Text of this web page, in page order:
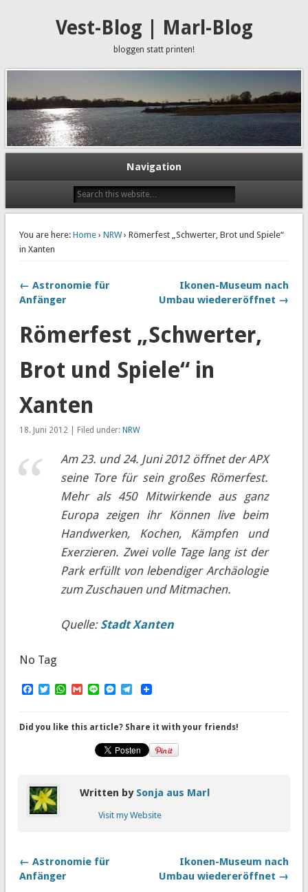
Vest-Blog | Marl-Blog
bloggen statt printen!
Navigation
You are here: Home› NRW› Römerfest „Schwerter, Brot und Spiele“
in Xanten
← Astronomie für
Anfänger
Ikonen-Museum nach
Umbau wiedereröffnet →
Römerfest „Schwerter,
Brot und Spiele“ in
Xanten
18. Juni 2012 | Filed under: NRW
Am 23. und 24. Juni 2012 öffnet der APX
seine Tore für sein großes Römerfest.
Mehr als 450 Mitwirkende aus ganz
Europa zeigen ihr Können live beim
Handwerken, Kochen, Kämpfen und
Exerzieren. Zwei volle Tage lang ist der
Park erfüllt von lebendiger Archäologie
zum Zuschauen und Mitmachen.
Quelle: Stadt Xanten
No Tag
Facebook
TwitterWhatsApp
Gmail
LineMessenger
Telegram
Did you like this article? Share it with your friends!
Written by Sonja aus Marl
Visit my Website
← Astronomie für
Anfänger
Ikonen-Museum nach
Umbau wiedereröffnet →